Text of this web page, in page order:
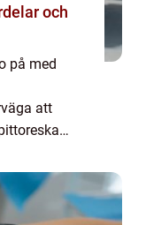
och
på med
att